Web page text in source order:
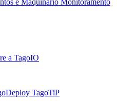
e Maquinário Monitoramento
a TagoIO
TagoTiP